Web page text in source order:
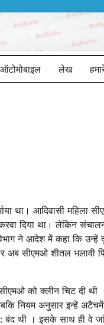
ऑटोमोबाइल लेख
था। आदिवासी महिला
दिया था। लेकिन
ने आदेश में कहा कि उन्हें
अब सीएमओ शीतल भलावी
को क्लीन चिट दी
नियम अनुसार इन्हें
बंद थी । इसके साथ ही वे